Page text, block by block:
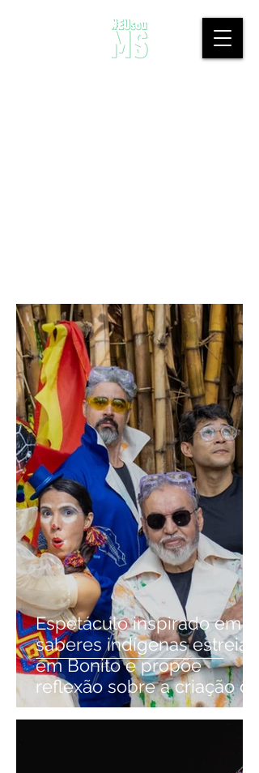
Espetáculo inspirado em
saberes indígenas estreia
em Bonito e propõe
reflexão sobre a criação do
mundo